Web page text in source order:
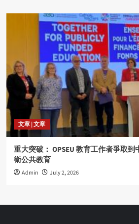
文章 | 文章
重大突破： OPSEU 教育工作者爭取
衛公共教育
Admin July 2, 2026